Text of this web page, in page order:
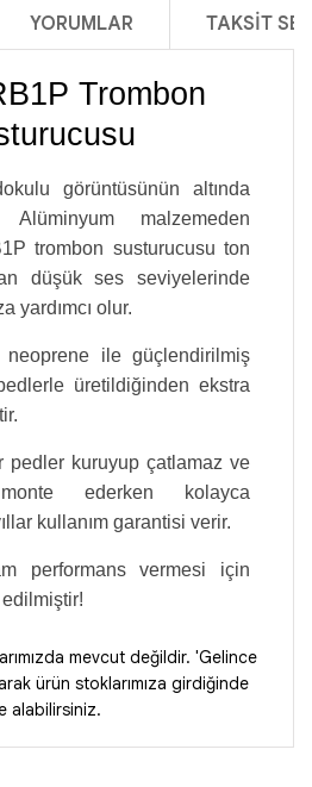
YORUMLAR TAKSIT
Trombon
görüntüsünün altında
malzemeden
trombon susturucusu ton
düşük ses seviyelerinde
yardımcı olur.
neoprene ile güçlendirilmiş
üretildiğinden ekstra
pedler kuruyup çatlamaz ve
monte ederken kolayca
kullanım garantisi verir.
performans vermesi için
mevcut değildir. 'Gelince
ürün stoklarımıza girdiğinde
alabilirsiniz.